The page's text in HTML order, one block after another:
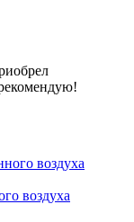
воздуха